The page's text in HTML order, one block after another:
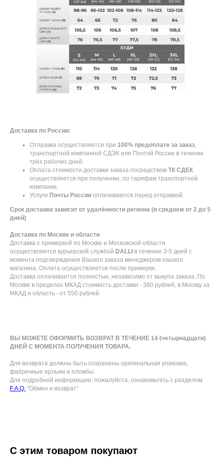
Доставка по России:
Отправка осуществляется при 100% предоплате за заказ,
транспортной компанией СДЭК или Почтой России в течение
трёх рабочих дней.
Оплата стоимости доставки заказа посредством ТК СДЕК
осуществляется при получении, по тарифам транспортной
компании.
Услуги Почты России оплачиваются перед отправкой.
Срок доставки зависит от удалённости региона (в среднем от 2 до 5
дней)
Доставка по Москве и области
Доставка с примеркой по Москве и Московской области
осуществляется курьерской службой DALLI в течение 3-5 дней с
момента подтверждения Вашего заказа менеджером нашего
магазина. Оплата осуществляется после примерки.
Доставка оплачивается полностью, независимо от выкупа заказа. По
Москве в пределах МКАД стоимость доставки - 380 рублей, в Москву за
МКАД и область - от 550 рублей.
ВЫ МОЖЕТЕ ОФОРМИТЬ ВОЗВРАТ В ТЕЧЕНИЕ 14 (четырнадцати)
ДНЕЙ С МОМЕНТА ПОЛУЧЕНИЯ ТОВАРА.
Для возврата должны быть сохранены оригинальная упаковка,
фабричные ярлыки и пломбы.
Для подробной информации, пожалуйста, ознакомьтесь с разделом
F.A.Q. "Обмен и возврат"
С этим товаром покупают